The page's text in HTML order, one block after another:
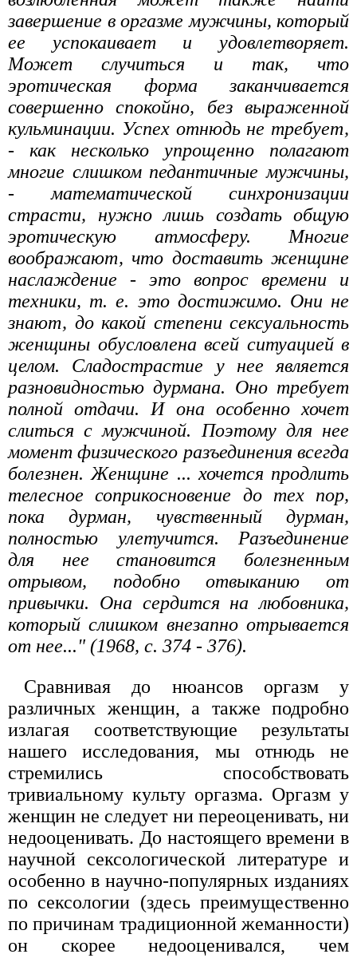
завершение в оргазме мужчины, который
ее успокаивает и удовлетворяет.
Может случиться и так, что
эротическая форма заканчивается
совершенно спокойно, без выраженной
кульминации. Успех отнюдь не требует,
- как несколько упрощенно полагают
многие слишком педантичные мужчины,
- математической синхронизации
страсти, нужно лишь создать общую
эротическую атмосферу. Многие
воображают, что доставить женщине
наслаждение - это вопрос времени и
техники, т. е. это достижимо. Они не
знают, до какой степени сексуальность
женщины обусловлена всей ситуацией в
целом. Сладострастие у нее является
разновидностью дурмана. Оно требует
полной отдачи. И она особенно хочет
слиться с мужчиной. Поэтому для нее
момент физического разъединения всегда
болезнен. Женщине ... хочется продлить
телесное соприкосновение до тех пор,
пока дурман, чувственный дурман,
полностью улетучится. Разъединение
для нее становится болезненным
отрывом, подобно отвыканию от
привычки. Она сердится на любовника,
который слишком внезапно отрывается
от нее..." (1968, с. 374 - 376).
Сравнивая до нюансов оргазм у
различных женщин, а также подробно
излагая соответствующие результаты
нашего исследования, мы отнюдь не
стремились способствовать
тривиальному культу оргазма. Оргазм у
женщин не следует ни переоценивать, ни
недооценивать. До настоящего времени в
научной сексологической литературе и
особенно в научно-популярных изданиях
по сексологии (здесь преимущественно
по причинам традиционной жеманности)
он скорее недооценивался, чем